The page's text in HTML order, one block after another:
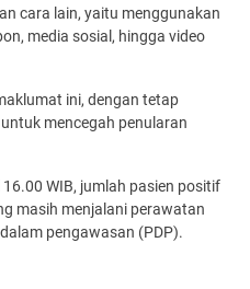
cara lain, yaitu menggunakan
media sosial, hingga video
ini, dengan tetap
mencegah penularan
WIB, jumlah pasien positif
masih menjalani perawatan
pengawasan (PDP).